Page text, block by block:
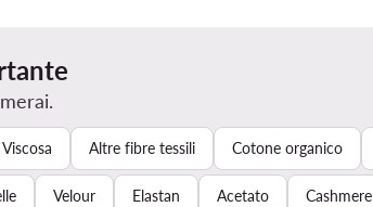
Viscosa Altre fibre tessili Cotone organico
Velour Elastan Acetato Cashmere